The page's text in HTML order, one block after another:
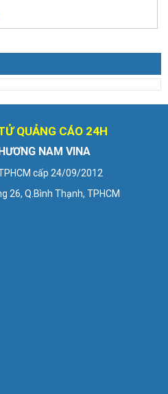
QUẢNG CÁO 24H
NAM VINA
cấp 24/09/2012
26, Q.Bình Thạnh, TPHCM